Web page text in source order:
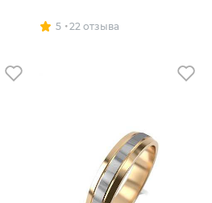
5 22 отзыва